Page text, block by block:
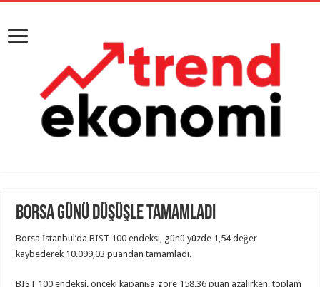
Borsa günü düşüşle tamamladı
Borsa İstanbul’da BIST 100 endeksi, günü yüzde 1,54 değer
kaybederek 10.099,03 puandan tamamladı.
BIST 100 endeksi, önceki kapanışa göre 158,36 puan azalırken, toplam